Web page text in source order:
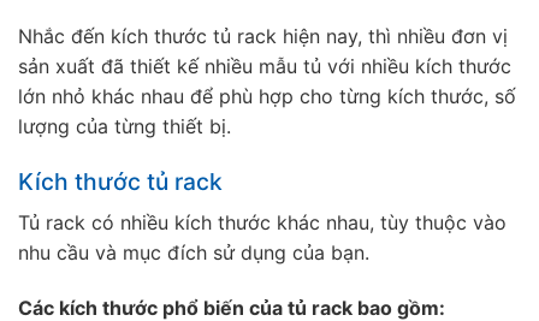
Nhắc đến kích thước tủ rack hiện nay, thì nhiều đơn vị
sản xuất đã thiết kế nhiều mẫu tủ với nhiều kích thước
lớn nhỏ khác nhau để phù hợp cho từng kích thước, số
lượng của từng thiết bị.
Kích thước tủ rack
Tủ rack có nhiều kích thước khác nhau, tùy thuộc vào
nhu cầu và mục đích sử dụng của bạn.
Các kích thước phổ biến của tủ rack bao gồm: